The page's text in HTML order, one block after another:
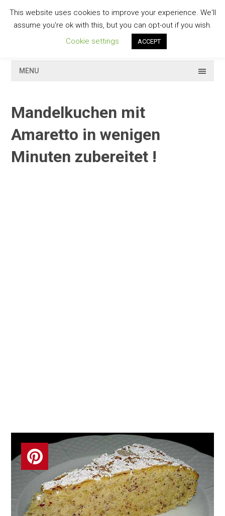
contentGESCHMACKVOLL
MENU
Mandelkuchen mit
Amaretto in wenigen
Minuten zubereitet !
This website uses cookies to improve your experience. We'll
assume you're ok with this, but you can opt-out if you wish.
Cookie settings
ACCEPT